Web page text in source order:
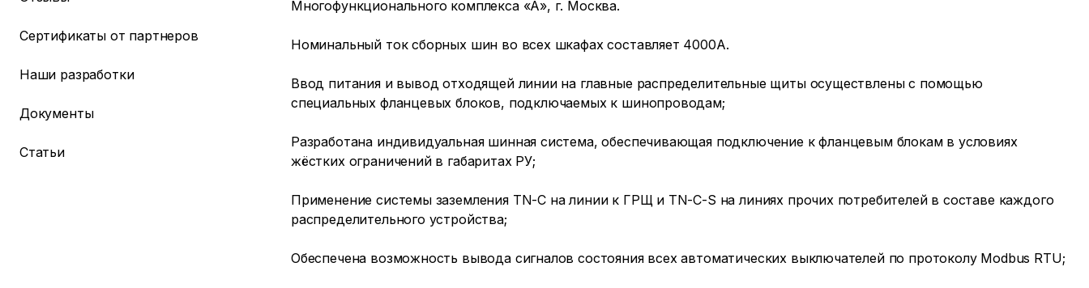
Сертификаты от партнеров
Наши разработки
Документы
Статьи
Многофункционального комплекса «А», г. Москва.
Номинальный ток сборных шин во всех шкафах составляет 4000А.
Ввод питания и вывод отходящей линии на главные распределительные щиты осуществлены с помощью
специальных фланцевых блоков, подключаемых к шинопроводам;
Разработана индивидуальная шинная система, обеспечивающая подключение к фланцевым блокам в условиях
жёстких ограничений в габаритах РУ;
Применение системы заземления TN-C на линии к ГРЩ и TN-C-S на линиях прочих потребителей в составе каждого
распределительного устройства;
Обеспечена возможность вывода сигналов состояния всех автоматических выключателей по протоколу Modbus RTU;